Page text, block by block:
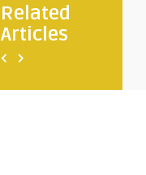
Related
Articles
1admin
Rodzinny wyjazd bez